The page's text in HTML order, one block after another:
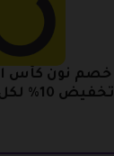
خصم نون كأس
تخفيض 10% لكل المنتجات